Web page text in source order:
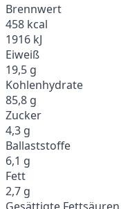
Brennwert
458 kcal
1916 kJ
Eiweiß
19,5 g
Kohlenhydrate
85,8 g
Zucker
4,3 g
Ballaststoffe
6,1 g
Fett
2,7 g